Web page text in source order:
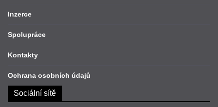
Inzerce
Spolupráce
Kontakty
Ochrana osobních údajů
Sociální sítě